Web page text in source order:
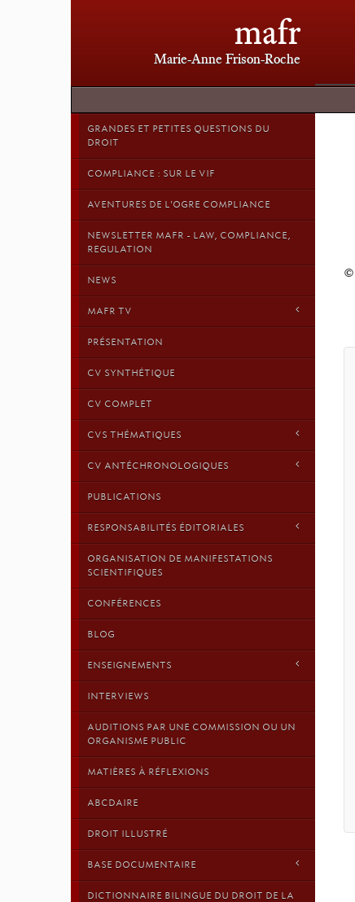
mafr
Marie-Anne Frison-Roche
GRANDES ET PETITES QUESTIONS DU
DROIT
COMPLIANCE : SUR LE VIF
AVENTURES DE L'OGRE COMPLIANCE
NEWSLETTER MAFR - LAW, COMPLIANCE,
REGULATION
NEWS
MAFR TV
PRÉSENTATION
CV SYNTHÉTIQUE
CV COMPLET
CVS THÉMATIQUES
CV ANTÉCHRONOLOGIQUES
PUBLICATIONS
RESPONSABILITÉS ÉDITORIALES
ORGANISATION DE MANIFESTATIONS
SCIENTIFIQUES
CONFÉRENCES
BLOG
ENSEIGNEMENTS
INTERVIEWS
AUDITIONS PAR UNE COMMISSION OU UN
ORGANISME PUBLIC
MATIÈRES À RÉFLEXIONS
ABCDAIRE
DROIT ILLUSTRÉ
BASE DOCUMENTAIRE
DICTIONNAIRE BILINGUE DU DROIT DE LA